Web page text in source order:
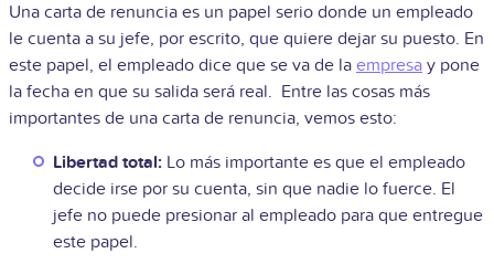
Una carta de renuncia es un papel serio donde un empleado
le cuenta a su jefe, por escrito, que quiere dejar su puesto. En
este papel, el empleado dice que se va de la empresa y pone
la fecha en que su salida será real. Entre las cosas más
importantes de una carta de renuncia, vemos esto:
Libertad total: Lo más importante es que el empleado
decide irse por su cuenta, sin que nadie lo fuerce. El
jefe no puede presionar al empleado para que entregue
este papel.